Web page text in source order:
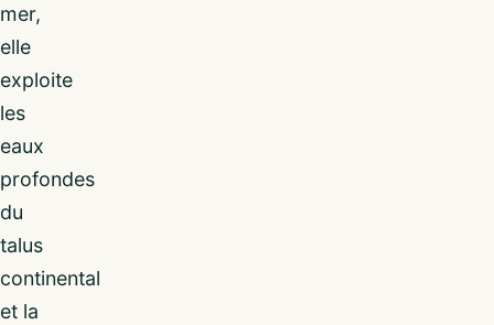
mer,
elle
exploite
les
eaux
profondes
du
talus
continental
et la